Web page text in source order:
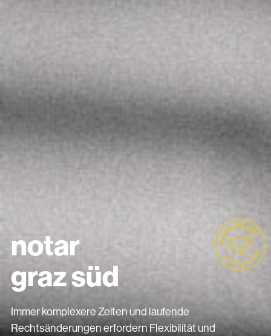
notar
graz süd
Immer komplexere Zeiten und laufende
Rechtsänderungen erfordern Flexibilität und